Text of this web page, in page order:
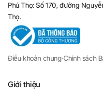
Phú Thọ: Số 170, đường
Thọ.
Điều khoản chung·Chính sách
Giới thiệu